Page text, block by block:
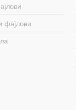
фајлови